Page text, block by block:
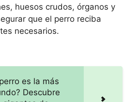
huesos crudos, órganos y
que el perro reciba
necesarios.
es la más
Descubre